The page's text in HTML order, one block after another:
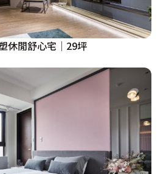
的情況下，將空間感覺不好的濕廚
的作業空間，而以乾廚房（中島
間，連接客廳作為整個支援社交
延伸用高腳桌）：原有廚房無法
狀況，加上空間感不佳及冷氣效益
作業的廚房部分功能轉移到中島
休閒舒心宅│29坪